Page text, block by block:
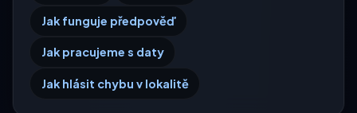
Jak funguje předpověď
Jak pracujeme s daty
Jak hlásit chybu v lokalitě